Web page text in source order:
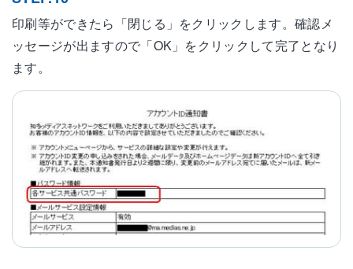
印刷等ができたら「閉じる」をクリックします。確認メ
ッセージが出ますので「OK」をクリックして完了となり
ます。